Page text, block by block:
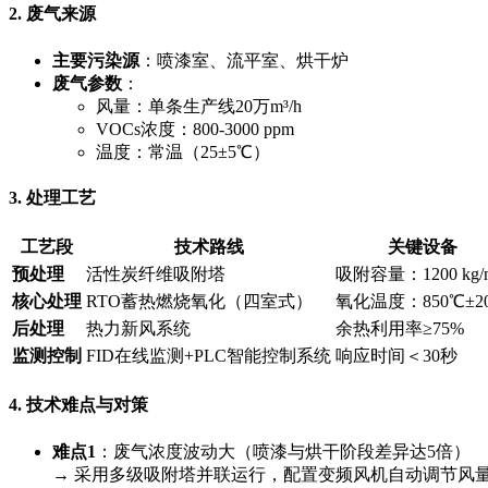
2. 废气来源
主要污染源 ：喷漆室、流平室、烘干炉
废气参数 ：
风量：单条生产线20万m³/h
VOCs浓度：800-3000 ppm
温度：常温（25±5℃）
3. 处理工艺
工艺段 技术路线
关键设备
预处理
活性炭纤维吸附塔
吸附容量：1200 kg/
核心处理 RTO蓄热燃烧氧化（四室式）
氧化温度：
后处理
热力新风系统
余热利用率≥75%
监测控制 FID在线监测+PLC智能控制系统 响应时间＜30秒
4. 技术难点与对策
难点1 ：废气浓度波动大（喷漆与烘干阶段差异达5倍）
→ 采用多级吸附塔并联运行，配置变频风机自动调节风